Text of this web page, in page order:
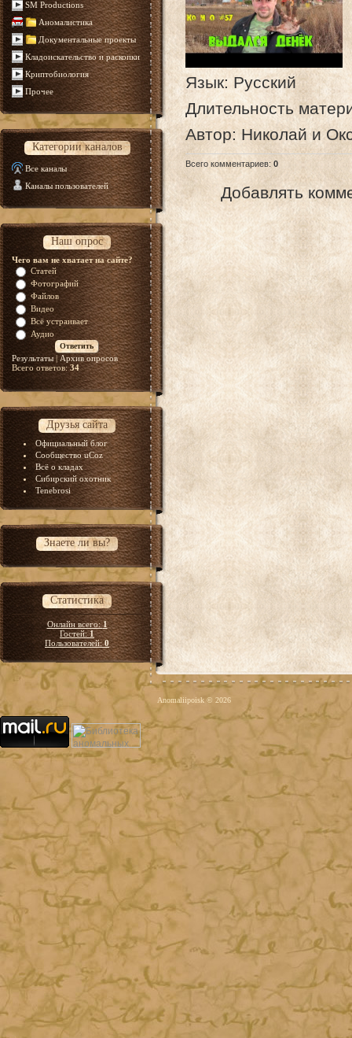
SM Productions
Аномалистика
Документальные проекты
Кладоискательство и раскопки
Криптобиология
Прочее
Категории каналов
Все каналы
Каналы пользователей
Наш опрос
Чего вам не хватает на сайте?
Статей
Фотографий
Файлов
Видео
Всё устраивает
Аудио
Результаты|Архив опросов
Всего ответов:34
Друзья сайта
Официальный блог
Сообщество uCoz
Всё о кладах
Сибирский охотник
Tenebrosi
Знаете ли вы?
Статистика
Онлайн всего:1
Гостей:1
Пользователей:0
Язык: Русский
Длительность
Автор: Николай и
Всего комментариев: 0
Добавлять
Anomaliipoisk © 2026